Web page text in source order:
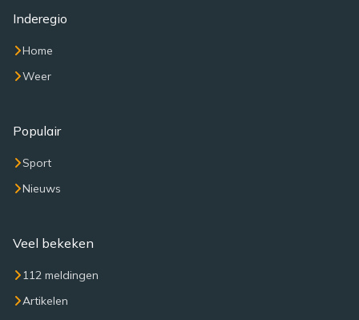
Inderegio
Home
Weer
Populair
Sport
Nieuws
Veel bekeken
112 meldingen
Artikelen